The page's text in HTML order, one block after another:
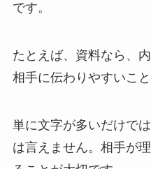
です。
たとえば、資料なら、
相手に伝わりやすいこと
単に文字が多いだけで
は言えません。相手が